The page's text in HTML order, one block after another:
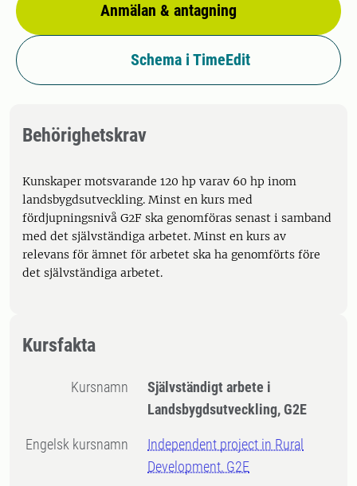
Anmälan & antagning
Schema i TimeEdit
Behörighetskrav
Kunskaper motsvarande 120 hp varav 60 hp inom
landsbygdsutveckling. Minst en kurs med
fördjupningsnivå G2F ska genomföras senast i samband
med det självständiga arbetet. Minst en kurs av
relevans för ämnet för arbetet ska ha genomförts före
det självständiga arbetet.
Kursfakta
Kursnamn
Självständigt arbete i
Landsbygdsutveckling, G2E
Engelsk kursnamn
Independent project in Rural
Development, G2E